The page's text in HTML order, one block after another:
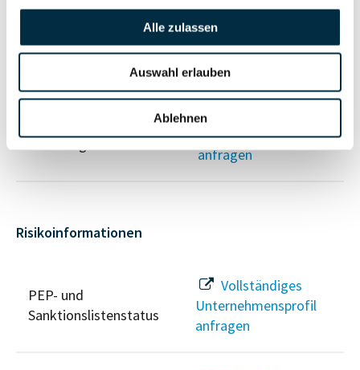
Alle zulassen
Auswahl erlauben
Ablehnen
anfragen
Berechtigten Pfad
Unternehmensprofil
anfragen
Risikoinformationen
PEP- und
Sanktionslistenstatus
Vollständiges
Unternehmensprofil
anfragen